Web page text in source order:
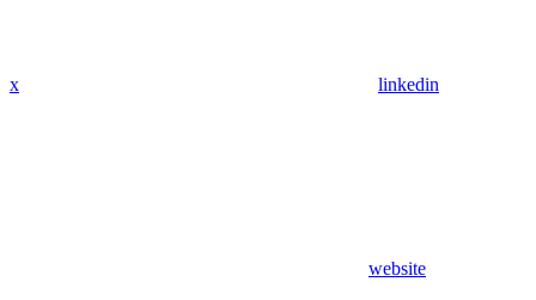
x linkedin
website